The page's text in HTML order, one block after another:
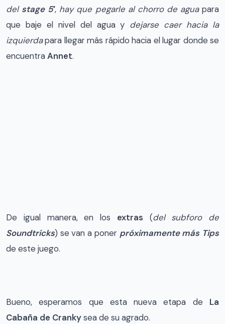
del stage 5′, hay que pegarle al chorro de aguapara
que baje el nivel del agua y dejarse caer hacia la
izquierdapara llegar más rápido hacia el lugar donde se
encuentraAnnet.
De igual manera, en los extras (del subforo de
Soundtricks) se van a poner próximamente más Tips
de este juego.
Bueno, esperamos que esta nueva etapa de La
Cabaña de Crankysea de su agrado.